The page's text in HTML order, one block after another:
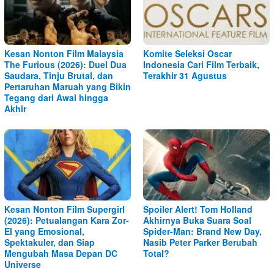
Kesan Nonton Film Malaysia
The Furious (2026): Duel Dua
Saudara, Tinju Brutal, dan
Pertaruhan Maruah yang Bikin
Tegang dari Awal hingga
Akhir
Komite Seleksi Oscar
Indonesia Cari Film Terbaik,
Terakhir 31 Agustus
Kesan Nonton Film Supergirl
(2026): Petualangan Kara Zor-
El yang Emosional,
Spektakuler, dan Siap
Mengubah Masa Depan DC
Universe
Spoiler Alert! Tom Holland
Akhirnya Buka Suara Soal
Spider-Man: Brand New Day,
Nasib Peter Parker Berubah
Total?